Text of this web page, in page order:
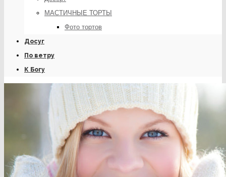
МАСТИЧНЫЕ ТОРТЫ
Фото тортов
Досуг
По ветру
К Богу